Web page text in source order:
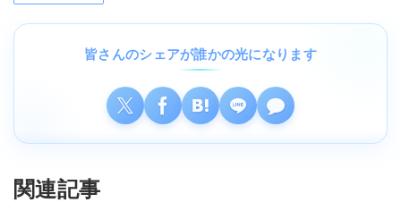
皆さんのシェアが誰かの光になります
関連記事